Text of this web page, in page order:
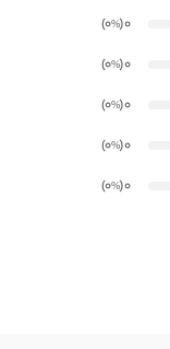
0
(0
%
)
0
(0
%
)
0
(0
%
)
0
(0
%
)
0
(0
%
)